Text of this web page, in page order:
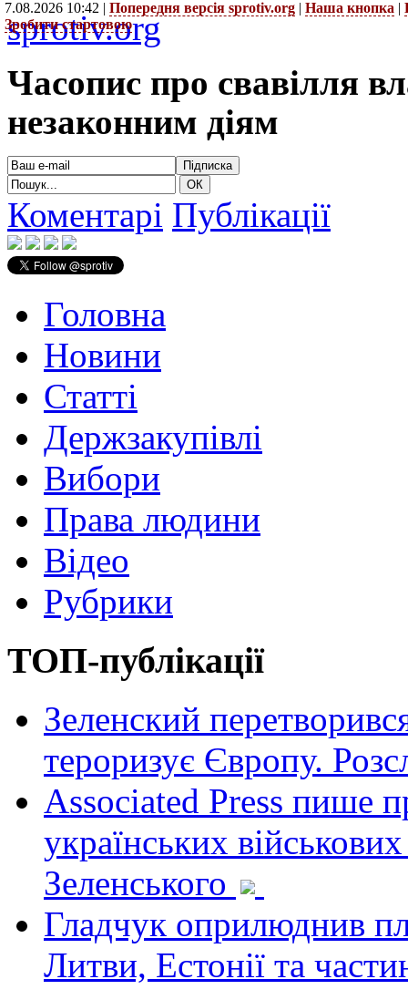
7.08.2026 10:42 | Попередня версія sprotiv.org | Наша кнопка |
Зробити стартовою
sprotiv.org
Часопис про свавілля
незаконним діям
Коментарі Публікації
Головна
Новини
Статті
Держзакупівлі
Вибори
Права людини
Відео
Рубрики
ТОП-публікації
Зеленский
тероризує Європу.
Associated Press пише
українських
Зеленського
Гладчук оприлюднив
Литви, Естонії та